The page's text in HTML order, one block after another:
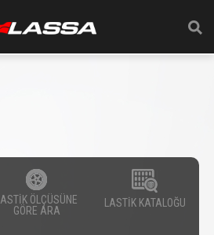
LASTİK ÖLÇÜSÜNE
GÖRE ARA
LASTİK KATALOĞU